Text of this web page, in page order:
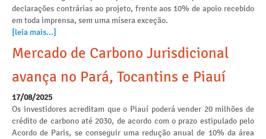
declarações contrárias ao projeto, frente aos 10% de apoio recebido
em toda imprensa, sem uma mísera exceção.
[leia mais...]
Mercado de Carbono Jurisdicional
avança no Pará, Tocantins e Piauí
17/08/2025
Os investidores acreditam que o Piauí poderá vender 20 milhões de
crédito de carbono até 2030, de acordo com o prazo estipulado pelo
Acordo de Paris, se conseguir uma redução anual de 10% da área